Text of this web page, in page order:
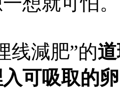
线減肥”的
可吸取的